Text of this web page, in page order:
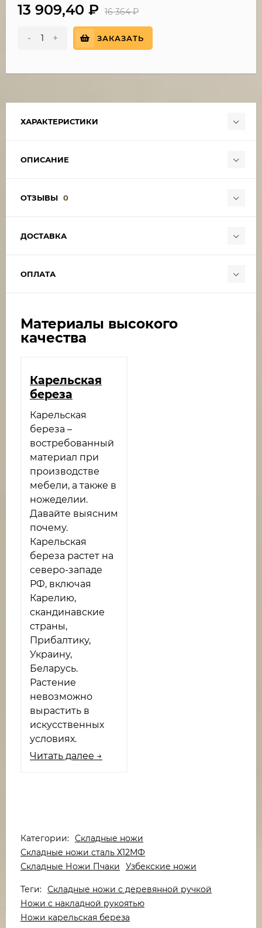
13 909,40 ₽ 16 364₽
- + ЗАКАЗАТЬ
ХАРАКТЕРИСТИКИ
ОПИСАНИЕ
ОТЗЫВЫ 0
ДОСТАВКА
ОПЛАТА
Материалы высокого
качества
Карельская
береза
Карельская
береза –
востребованный
материал при
производстве
мебели, а также в
ножеделии.
Давайте выясним
почему.
Карельская
береза растет на
северо-западе
РФ, включая
Карелию,
скандинавские
страны,
Прибалтику,
Украину,
Беларусь.
Растение
невозможно
вырастить в
искусственных
условиях.
Читать далее →
Категории: Складные ножи
Складные ножи сталь Х12МФ
Складные Ножи Пчаки
Узбекские ножи
Теги: Складные ножи с деревянной ручкой
Ножи с накладной рукоятью
Ножи карельская береза